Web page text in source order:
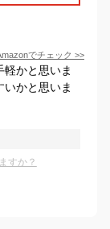
でチェック >>
かと思いま
かと思いま
すか？